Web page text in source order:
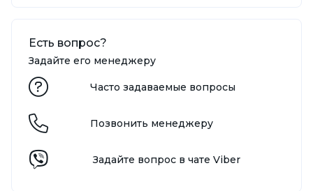
Есть вопрос?
Задайте его менеджеру
Часто задаваемые вопросы
Позвонить менеджеру
Задайте вопрос в чате Viber